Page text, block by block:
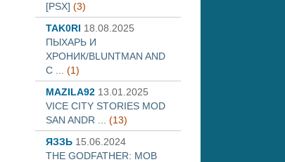
[PSX] (3)
TAK0RI 18.08.2025
ПЫХАРЬ И
ХРОНИК/BLUNTMAN AND
C ... (1)
MAZILA92 13.01.2025
VICE CITY STORIES MOD
SAN ANDR ... (13)
ЯЗЗЬ 15.06.2024
THE GODFATHER: MOB